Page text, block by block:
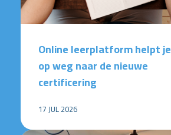
Online leerplatform helpt je
op weg naar de nieuwe
certificering
17 JUL 2026